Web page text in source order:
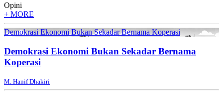
Opini
+ MORE
Demokrasi Ekonomi Bukan Sekadar Bernama Koperasi
Demokrasi Ekonomi Bukan Sekadar Bernama
Koperasi
M. Hanif Dhakiri